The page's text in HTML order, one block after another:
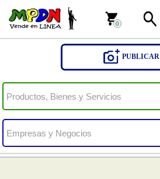
0
PUBLICAR
0